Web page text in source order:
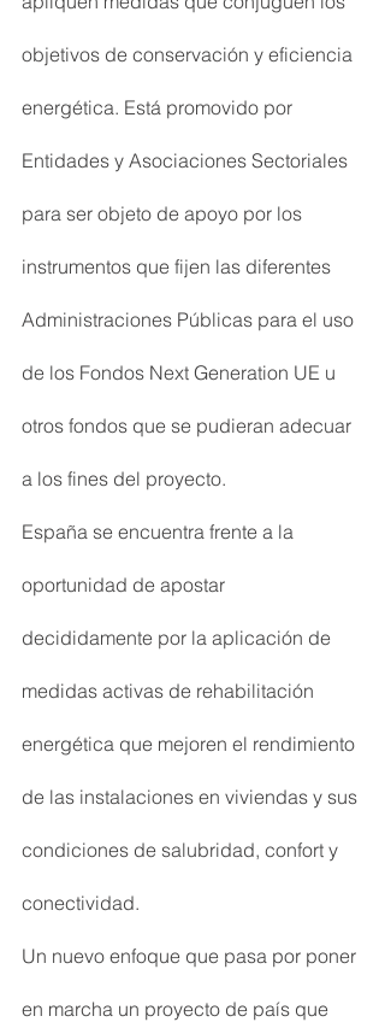
objetivos de conservación y eficiencia
energética. Está promovido por
Entidades y Asociaciones Sectoriales
para ser objeto de apoyo por los
instrumentos que fijen las diferentes
Administraciones Públicas para el uso
de los Fondos Next Generation UE u
otros fondos que se pudieran adecuar
a los fines del proyecto.
España se encuentra frente a la
oportunidad de apostar
decididamente por la aplicación de
medidas activas de rehabilitación
energética que mejoren el rendimiento
de las instalaciones en viviendas y sus
condiciones de salubridad, confort y
conectividad.
Un nuevo enfoque que pasa por poner
en marcha un proyecto de país que